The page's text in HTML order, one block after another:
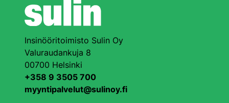
Insinööritoimisto Sulin Oy
Valuraudankuja 8
00700 Helsinki
+358 9 3505 700
myyntipalvelut@sulinoy.fi